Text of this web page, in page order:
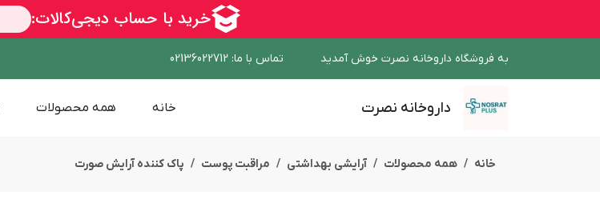
به فروشگاه داروخانه نصرت خوش آمدید تماس با ما:
02136022712
داروخانه نصرت خانه همه محصولات
خانه همه محصولات آرایشی بهداشتی مراقبت پوست پاک کننده آرایش صورت